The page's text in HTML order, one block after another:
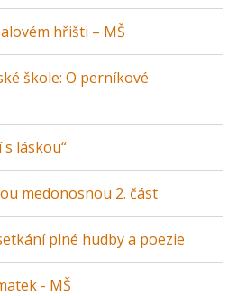
hřišti – MŠ
škole: O perníkové
s láskou“
medonosnou 2. část
plné hudby a poezie
- MŠ